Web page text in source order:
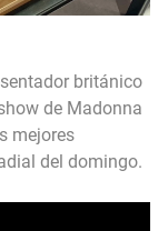
británico
de Madonna
mejores
del domingo.